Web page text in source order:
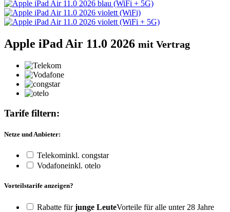
Apple iPad Air 11.0 2026 mit Vertrag
Tarife filtern:
Netze und Anbieter:
Telekominkl. congstar
Vodafoneinkl. otelo
Vorteilstarife anzeigen?
Rabatte fürjunge LeuteVorteile für alle unter 28 Jahre